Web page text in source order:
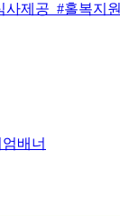
사제공 #홀복지원